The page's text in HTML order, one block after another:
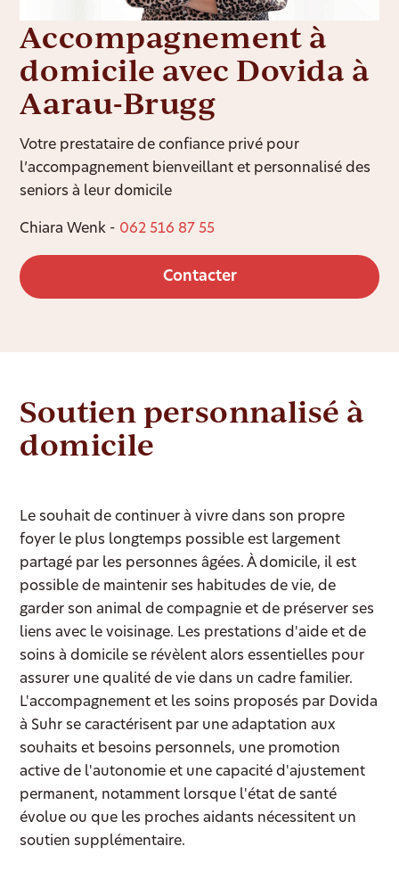
Accompagnement à
domicile avec Dovida à
Aarau-Brugg
Votre prestataire de confiance privé pour
l’accompagnement bienveillant et personnalisé des
seniors à leur domicile
Chiara Wenk - 062 516 87 55
Contacter
Soutien personnalisé à
domicile
Le souhait de continuer à vivre dans son propre
foyer le plus longtemps possible est largement
partagé par les personnes âgées. À domicile, il est
possible de maintenir ses habitudes de vie, de
garder son animal de compagnie et de préserver ses
liens avec le voisinage. Les prestations d'aide et de
soins à domicile se révèlent alors essentielles pour
assurer une qualité de vie dans un cadre familier.
L'accompagnement et les soins proposés par Dovida
à Suhr se caractérisent par une adaptation aux
souhaits et besoins personnels, une promotion
active de l'autonomie et une capacité d'ajustement
permanent, notamment lorsque l'état de santé
évolue ou que les proches aidants nécessitent un
soutien supplémentaire.